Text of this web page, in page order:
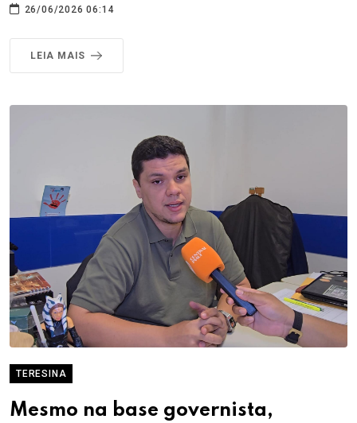
26/06/2026 06:14
LEIA MAIS
TERESINA
Mesmo na base governista,